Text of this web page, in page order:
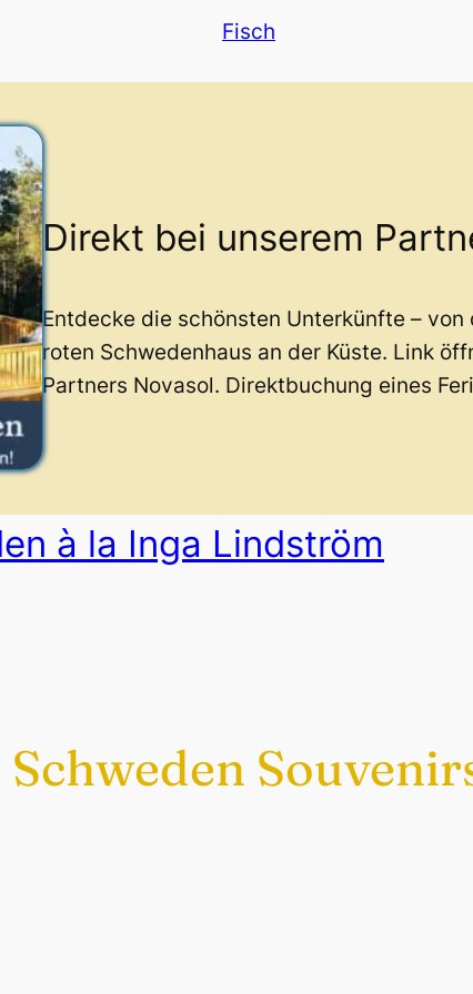
Fisch
Direkt bei unserem
Entdecke die schönsten Unterkünfte –
roten Schwedenhaus an der Küste. Link
Partners Novasol. Direktbuchung eines
à la Inga Lindström
Schweden